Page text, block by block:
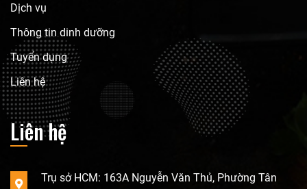
Dịch vụ
Thông tin dinh dưỡng
Tuyển dụng
Liên hệ
Liên hệ
Trụ sở HCM: 163A Nguyễn Văn Thủ, Phường Tân